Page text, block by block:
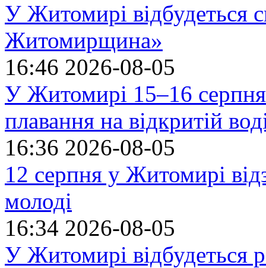
У Житомирі відбудеться
Житомирщина»
16:46 2026-08-05
У Житомирі 15–16 серпня
плавання на відкритій
16:36 2026-08-05
12 серпня у Житомирі
молоді
16:34 2026-08-05
У Житомирі відбудеться